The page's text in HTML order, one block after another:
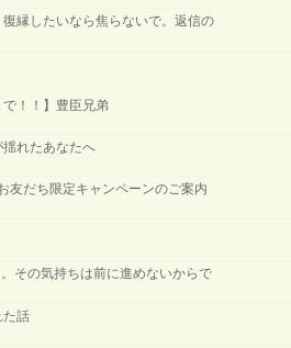
縁したいなら焦らないで。返信の
で！！】豊臣兄弟
れたあなたへ
友だち限定キャンペーンのご案内
その気持ちは前に進めないからで
た話